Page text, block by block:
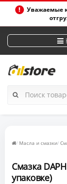
Уважаемые
Масла и смазки
Смазка
упаковке)